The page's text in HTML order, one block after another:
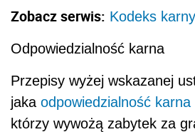
Zobacz serwis: Kodeks karny
Odpowiedzialność karna
Przepisy wyżej wskazanej
jaka odpowiedzialność karna
którzy wywożą zabytek za